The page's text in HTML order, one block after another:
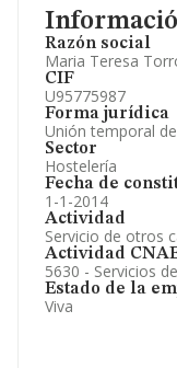
Razón social
Maria Teresa
CIF
U95775987
Forma jurídica
Unión temporal
Sector
Hostelería
Fecha de
1-1-2014
Actividad
Servicio de otros
Actividad
5630 - Servicios
Estado de la
Viva
Información